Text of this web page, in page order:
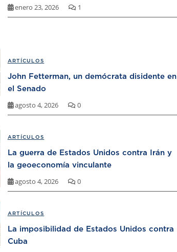
enero 23, 2026 1
ARTÍCULOS
John Fetterman, un demócrata disidente en
el Senado
agosto 4, 2026 0
ARTÍCULOS
La guerra de Estados Unidos contra Irán y
la geoeconomía vinculante
agosto 4, 2026 0
ARTÍCULOS
La imposibilidad de Estados Unidos contra
Cuba